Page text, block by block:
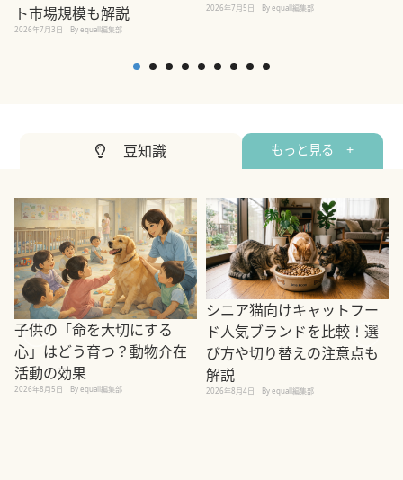
ト市場規模も解説
2026年7月3日 By equall編集部
2026年7月5日 By equall編集部
豆知識 もっと見る +
子供の「命を大切にする
心」はどう育つ？動物介在
活動の効果
2026年8月5日 By equall編集部
シニア猫向けキャットフー
ド人気ブランドを比較！選
び方や切り替えの注意点も
解説
2026年8月4日 By equall編集部